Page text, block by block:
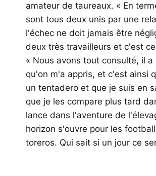
amateur de taureaux. « En
sont tous deux unis par une
l'échec ne doit jamais être
deux très travailleurs et c'est
« Nous avons tout consulté, il
qu'on m'a appris, et c'est ainsi
un tentadero et que je suis en
que je les compare plus tard
lance dans l'aventure de
horizon s'ouvre pour les
toreros. Qui sait si un jour ce